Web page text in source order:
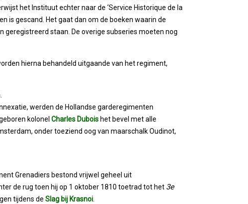
het Instituut echter naar de ‘Service Historique de la
is gescand. Het gaat dan om de boeken waarin de
geregistreerd staan. De overige subseries moeten nog
hierna behandeld uitgaande van het regiment,
werden de Hollandse garderegimenten
kolonel Charles Dubois het bevel met alle
onder toeziend oog van maarschalk Oudinot,
Grenadiers bestond vrijwel geheel uit
de rug toen hij op 1 oktober 1810 toetrad tot het 3e
tijdens de Slag bij Krasnoi